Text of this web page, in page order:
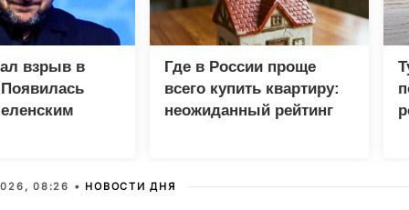
взрыв в
Где в России проще
всего купить квартиру:
неожиданный рейтинг
08:26 • НОВОСТИ ДНЯ